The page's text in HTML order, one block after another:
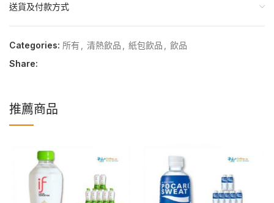
送貨及付款方式
Categories: 所有 清熱飲品 紙包飲品
飲品
Share:
推薦商品